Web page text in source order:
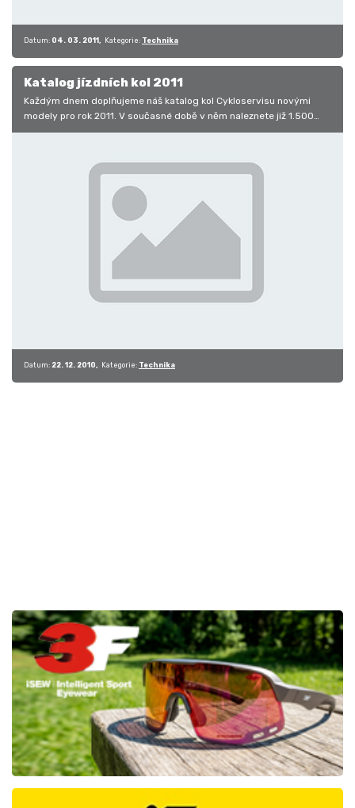
Datum: 04. 03. 2011 Kategorie: Technika
Katalog jízdních kol 2011
Každým dnem doplňujeme náš katalog kol Cykloservisu novými
modely pro rok 2011. V současné době v něm naleznete již 1.500
modelů…
Datum: 22. 12. 2010 Kategorie: Technika